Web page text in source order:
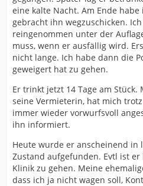
eine kalte Nacht. Am Ende
gebracht ihn wegzuschicken.
reingenommen unter der
muss, wenn er ausfällig wird.
nicht lange. Ich habe dann die
geweigert hat zu gehen.
Er trinkt jetzt 14 Tage am
seine Vermieterin, hat mich
immer wieder vorwurfsvoll
ihn informiert.
Heute wurde er anscheinend in
Zustand aufgefunden. Evtl ist
Klinik zu gehen. Meine
dass ich ja nicht wagen soll,